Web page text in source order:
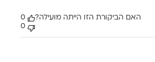
האם הביקורת הזו הייתה מועילה?
0
0